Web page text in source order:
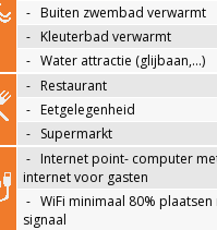
- Buiten zwembad verwarmt
- Kleuterbad verwarmt
- Water attractie (glijbaan,…)
- Restaurant
- Eetgelegenheid
- Supermarkt
- Internet point- computer
internet voor gasten
- WiFi minimaal 80% plaatsen
signaal